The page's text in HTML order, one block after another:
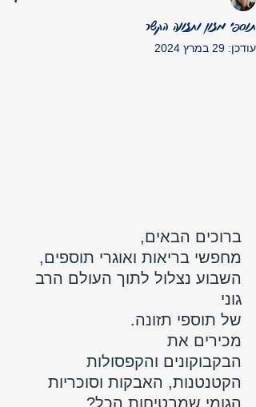
תוספי מזון ותזונה הקשר
עודכן: 29 במרץ 2024
ברוכים הבאים,
מחפשי בריאות ואוגרי תוספים,
השבוע נצלול לתוך העולם הרב
גוני
של תוספי תזונה.
מכירים את
הבקבוקונים והקפסולות
הקטנטנות, האבקות וסוכריות
הגומי שמבטיחות הכל?